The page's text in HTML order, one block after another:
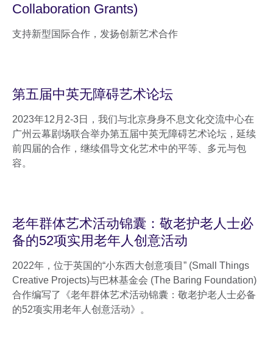
Collaboration Grants)
支持新型国际合作，发扬创新艺术合作
第五届中英无障碍艺术论坛
2023年12月2-3日，我们与北京身身不息文化交流中心在
广州云幕剧场联合举办第五届中英无障碍艺术论坛，延续
前四届的合作，继续倡导文化艺术中的平等、多元与包
容。
老年群体艺术活动锦囊：敬老护老人士必
备的52项实用老年人创意活动
2022年，位于英国的“小东西大创意项目” (Small Things
Creative Projects)与巴林基金会 (The Baring Foundation)
合作编写了《老年群体艺术活动锦囊：敬老护老人士必备
的52项实用老年人创意活动》。